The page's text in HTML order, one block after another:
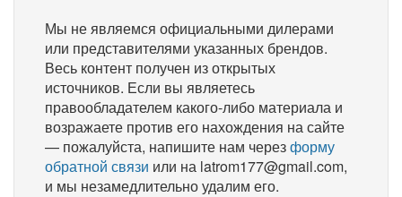
Мы не являемся официальными дилерами
или представителями указанных брендов.
Весь контент получен из открытых
источников. Если вы являетесь
правообладателем какого-либо материала и
возражаете против его нахождения на сайте
— пожалуйста, напишите нам черезформу
обратной связи или на latrom177@gmail.com,
и мы незамедлительно удалим его.